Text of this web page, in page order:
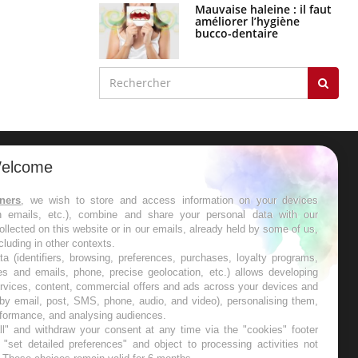
Mauvaise haleine : il faut
améliorer l’hygiène
bucco-dentaire
les semaines les meilleures
, we wish to store and access information on your devices
emails, etc.), combine and share your personal data with our
on this website or in our emails, already held by some of us,
in other contexts.
(identifiers, browsing, preferences, purchases, loyalty programs,
and emails, phone, precise geolocation, etc.) allows developing
content, commercial offers and ads across your devices and
email, post, SMS, phone, audio, and video), personalising them,
and analysing audiences.
and withdraw your consent at any time via the "cookies" footer
detailed preferences" and object to processing activities not